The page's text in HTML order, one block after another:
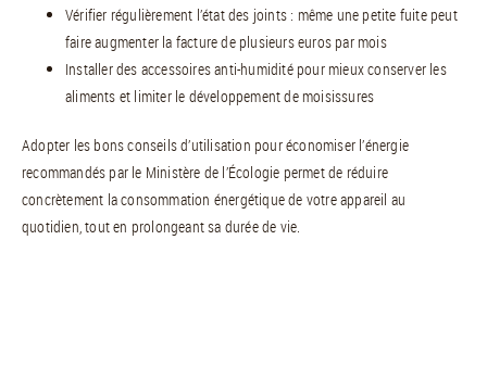
Vérifier régulièrement l’état des joints : même une petite fuite peut
faire augmenter la facture de plusieurs euros par mois
Installer des accessoires anti-humidité pour mieux conserver les
aliments et limiter le développement de moisissures
Adopter les bons conseils d’utilisation pour économiser l’énergie
recommandés par le Ministère de l’Écologie permet de réduire
concrètement la consommation énergétique de votre appareil au
quotidien, tout en prolongeant sa durée de vie.